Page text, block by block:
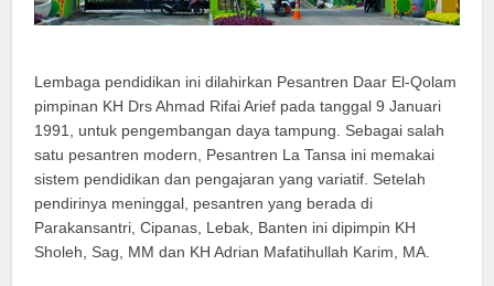
Lembaga pendidikan ini dilahirkan Pesantren Daar El-Qolam
pimpinan KH Drs Ahmad Rifai Arief pada tanggal 9 Januari
1991, untuk pengembangan daya tampung. Sebagai salah
satu pesantren modern, Pesantren La Tansa ini memakai
sistem pendidikan dan pengajaran yang variatif. Setelah
pendirinya meninggal, pesantren yang berada di
Parakansantri, Cipanas, Lebak, Banten ini dipimpin KH
Sholeh, Sag, MM dan KH Adrian Mafatihullah Karim, MA.